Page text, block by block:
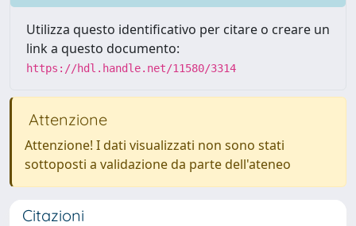
Utilizza questo identificativo per citare o creare un
link a questo documento:
https://hdl.handle.net/11580/3314
Attenzione
Attenzione! I dati visualizzati non sono stati
sottoposti a validazione da parte dell'ateneo
Citazioni